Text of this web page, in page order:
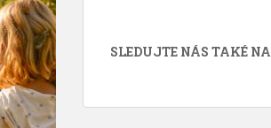
SLEDUJTE NÁS TAKÉ NA